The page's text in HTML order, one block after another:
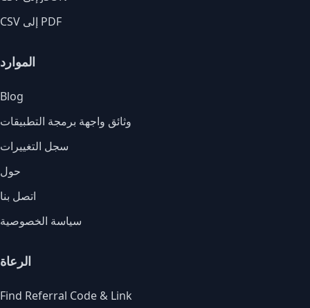
CSV إلى PDF
الموارد
Blog
وثائق واجهة برمجة التطبيقات
سجل التغييرات
حول
اتصل بنا
سياسة الخصوصية
الرعاة
Find Referral Code & Link